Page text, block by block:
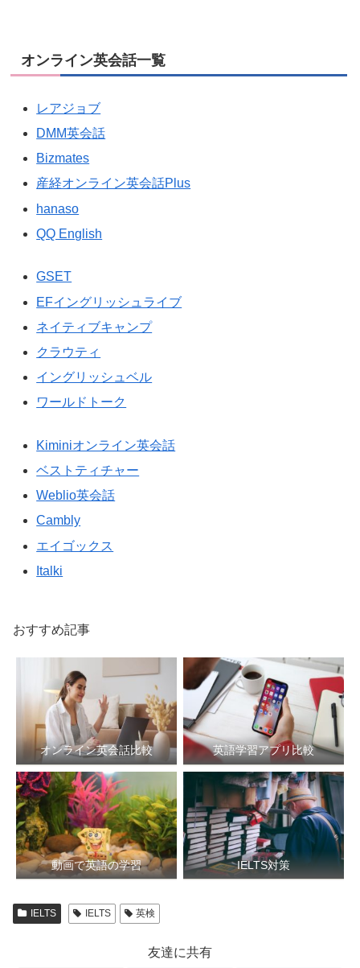
オンライン英会話一覧
レアジョブ
DMM英会話
Bizmates
産経オンライン英会話Plus
hanaso
QQ English
GSET
EFイングリッシュライブ
ネイティブキャンプ
クラウティ
イングリッシュベル
ワールドトーク
Kiminiオンライン英会話
ベストティチャー
Weblio英会話
Cambly
エイゴックス
Italki
おすすめ記事
オンライン英会話比較 英語学習アプリ比較
動画で英語の学習 IELTS対策
IELTS IELTS 英検
友達に共有